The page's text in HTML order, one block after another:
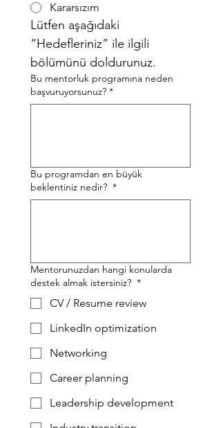
Kararsızım
Lütfen aşağıdaki
“Hedefleriniz” ile ilgili
bölümünü doldurunuz.
Bu mentorluk programına neden
başvuruyorsunuz? *
Bu programdan en büyük
beklentiniz nedir? *
Mentorunuzdan hangi konularda
destek almak istersiniz? *
CV / Resume review
LinkedIn optimization
Networking
Career planning
Leadership development